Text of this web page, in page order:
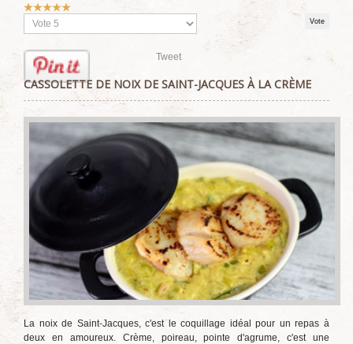
Vote
utilisateur:
Veuillez
voter
Tweet
CASSOLETTE DE NOIX DE SAINT-JACQUES À LA CRÈME
La noix de Saint-Jacques, c'est le coquillage idéal pour un repas à
deux en amoureux. Crème, poireau, pointe d'agrume, c'est une